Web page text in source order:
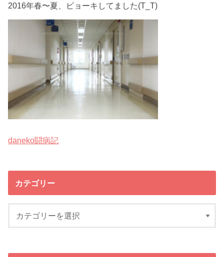
2016年春〜夏、ビョーキしてました(T_T)
daneko闘病記
カテゴリー